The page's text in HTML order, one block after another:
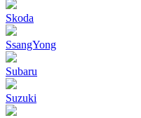
Skoda
SsangYong
Subaru
Suzuki